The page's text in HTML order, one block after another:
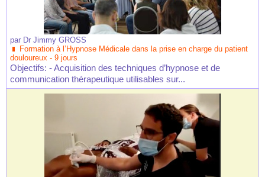
par Dr Jimmy GROSS
Formation à l’Hypnose Médicale dans la prise en charge du patient
douloureux - 9 jours
Objectifs: - Acquisition des techniques d’hypnose et de
communication thérapeutique utilisables sur...